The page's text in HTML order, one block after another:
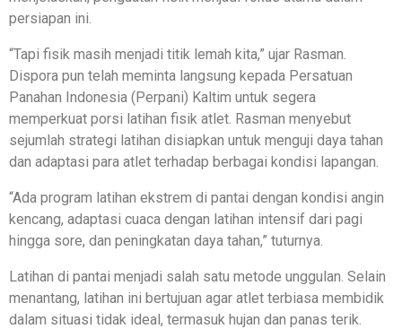
persiapan ini.
“Tapi fisik masih menjadi titik lemah kita,” ujar Rasman.
Dispora pun telah meminta langsung kepada Persatuan
Panahan Indonesia (Perpani) Kaltim untuk segera
memperkuat porsi latihan fisik atlet. Rasman menyebut
sejumlah strategi latihan disiapkan untuk menguji daya tahan
dan adaptasi para atlet terhadap berbagai kondisi lapangan.
“Ada program latihan ekstrem di pantai dengan kondisi angin
kencang, adaptasi cuaca dengan latihan intensif dari pagi
hingga sore, dan peningkatan daya tahan,” tuturnya.
Latihan di pantai menjadi salah satu metode unggulan. Selain
menantang, latihan ini bertujuan agar atlet terbiasa membidik
dalam situasi tidak ideal, termasuk hujan dan panas terik.